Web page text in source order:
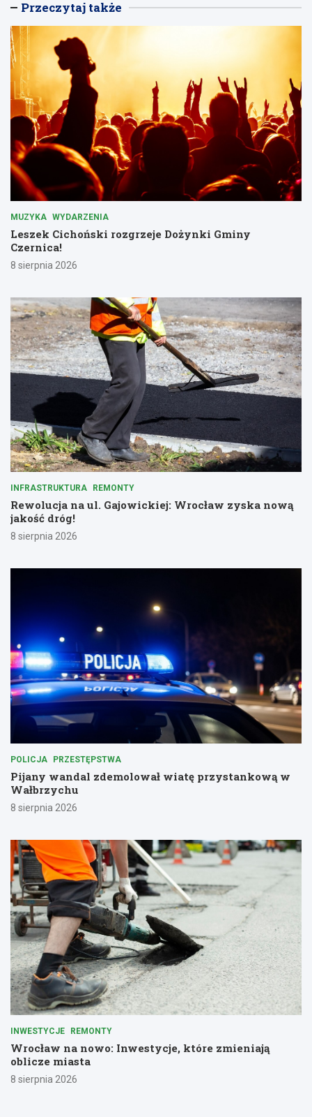
Przeczytaj także
MUZYKA WYDARZENIA
Leszek Cichoński rozgrzeje Dożynki Gminy
Czernica!
8 sierpnia 2026
INFRASTRUKTURA REMONTY
Rewolucja na ul. Gajowickiej: Wrocław zyska nową
jakość dróg!
8 sierpnia 2026
POLICJA PRZESTĘPSTWA
Pijany wandal zdemolował wiatę przystankową w
Wałbrzychu
8 sierpnia 2026
INWESTYCJE REMONTY
Wrocław na nowo: Inwestycje, które zmieniają
oblicze miasta
8 sierpnia 2026